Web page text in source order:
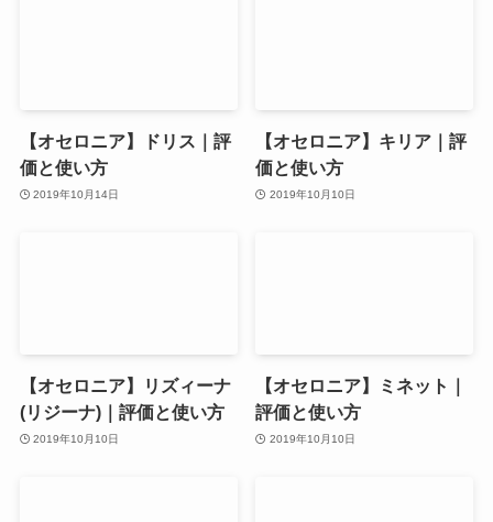
【オセロニア】ドリス｜評
価と使い方
2019年10月14日
【オセロニア】キリア｜評
価と使い方
2019年10月10日
【オセロニア】リズィーナ
(リジーナ)｜評価と使い方
2019年10月10日
【オセロニア】ミネット｜
評価と使い方
2019年10月10日